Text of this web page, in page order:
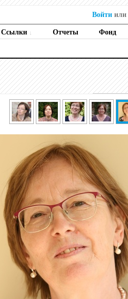
Ссылки ↓ Отчеты Фонд
Войти или